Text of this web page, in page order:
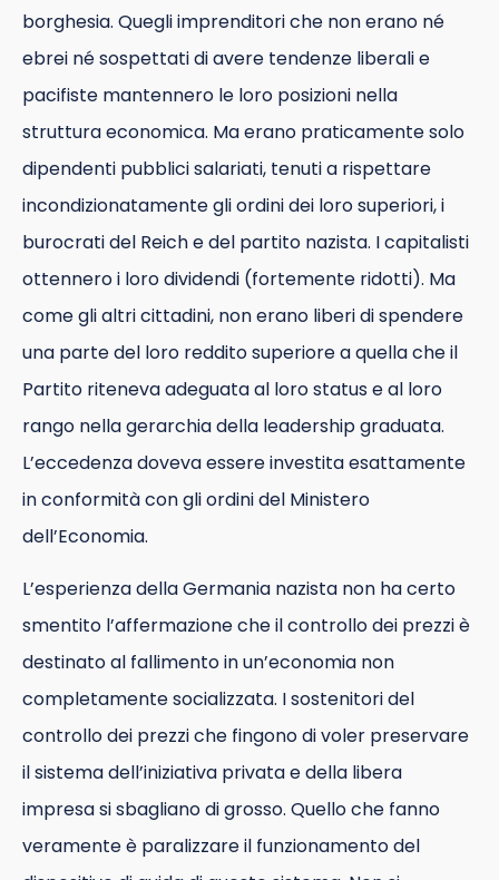
borghesia. Quegli imprenditori che non erano né
ebrei né sospettati di avere tendenze liberali e
pacifiste mantennero le loro posizioni nella
struttura economica. Ma erano praticamente solo
dipendenti pubblici salariati, tenuti a rispettare
incondizionatamente gli ordini dei loro superiori, i
burocrati del Reich e del partito nazista. I capitalisti
ottennero i loro dividendi (fortemente ridotti). Ma
come gli altri cittadini, non erano liberi di spendere
una parte del loro reddito superiore a quella che il
Partito riteneva adeguata al loro status e al loro
rango nella gerarchia della leadership graduata.
L’eccedenza doveva essere investita esattamente
in conformità con gli ordini del Ministero
dell’Economia.
L’esperienza della Germania nazista non ha certo
smentito l’affermazione che il controllo dei prezzi è
destinato al fallimento in un’economia non
completamente socializzata. I sostenitori del
controllo dei prezzi che fingono di voler preservare
il sistema dell’iniziativa privata e della libera
impresa si sbagliano di grosso. Quello che fanno
veramente è paralizzare il funzionamento del